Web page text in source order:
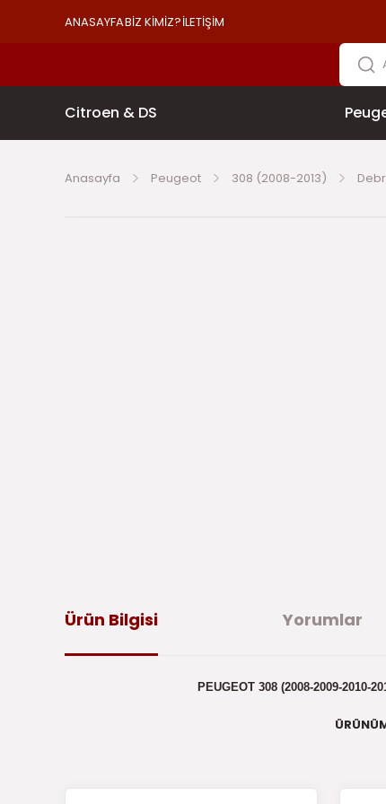
ANASAYFABİZ KİMİZ?İLETİŞİM
Citroen & DS
Anasayfa Peugeot 308 (2008-2013)
Ürün Bilgisi Yorumlar
PEUGEOT 308 (2008-2009-2010-